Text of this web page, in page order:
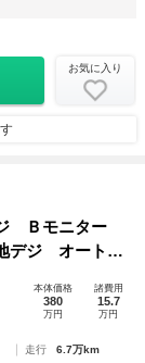
お気に入り
Ｂモニター
デジ オートエ
Ｃ キーレ
列シート ア
本体価格
380
万円
諸費用
15.7
万円
走行
6.7万km